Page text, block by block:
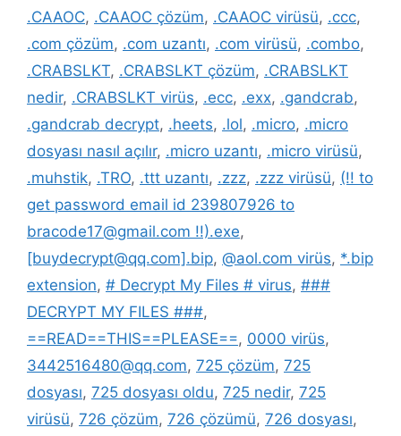
.CAAOC, .CAAOC çözüm, .CAAOC virüsü, .ccc,
.com çözüm, .com uzantı, .com virüsü, .combo,
.CRABSLKT, .CRABSLKT çözüm, .CRABSLKT
nedir, .CRABSLKT virüs, .ecc, .exx, .gandcrab,
.gandcrab decrypt, .heets, .lol, .micro, .micro
dosyası nasıl açılır, .micro uzantı, .micro virüsü,
.muhstik, .TRO, .ttt uzantı, .zzz, .zzz virüsü, (!! to
get password email id 239807926 to
bracode17@gmail.com !!).exe,
[buydecrypt@qq.com].bip, @aol.com virüs, *.bip
extension, # Decrypt My Files # virus, ###
DECRYPT MY FILES ###,
==READ==THIS==PLEASE==, 0000 virüs,
3442516480@qq.com, 725 çözüm, 725
dosyası, 725 dosyası oldu, 725 nedir, 725
virüsü, 726 çözüm, 726 çözümü, 726 dosyası,